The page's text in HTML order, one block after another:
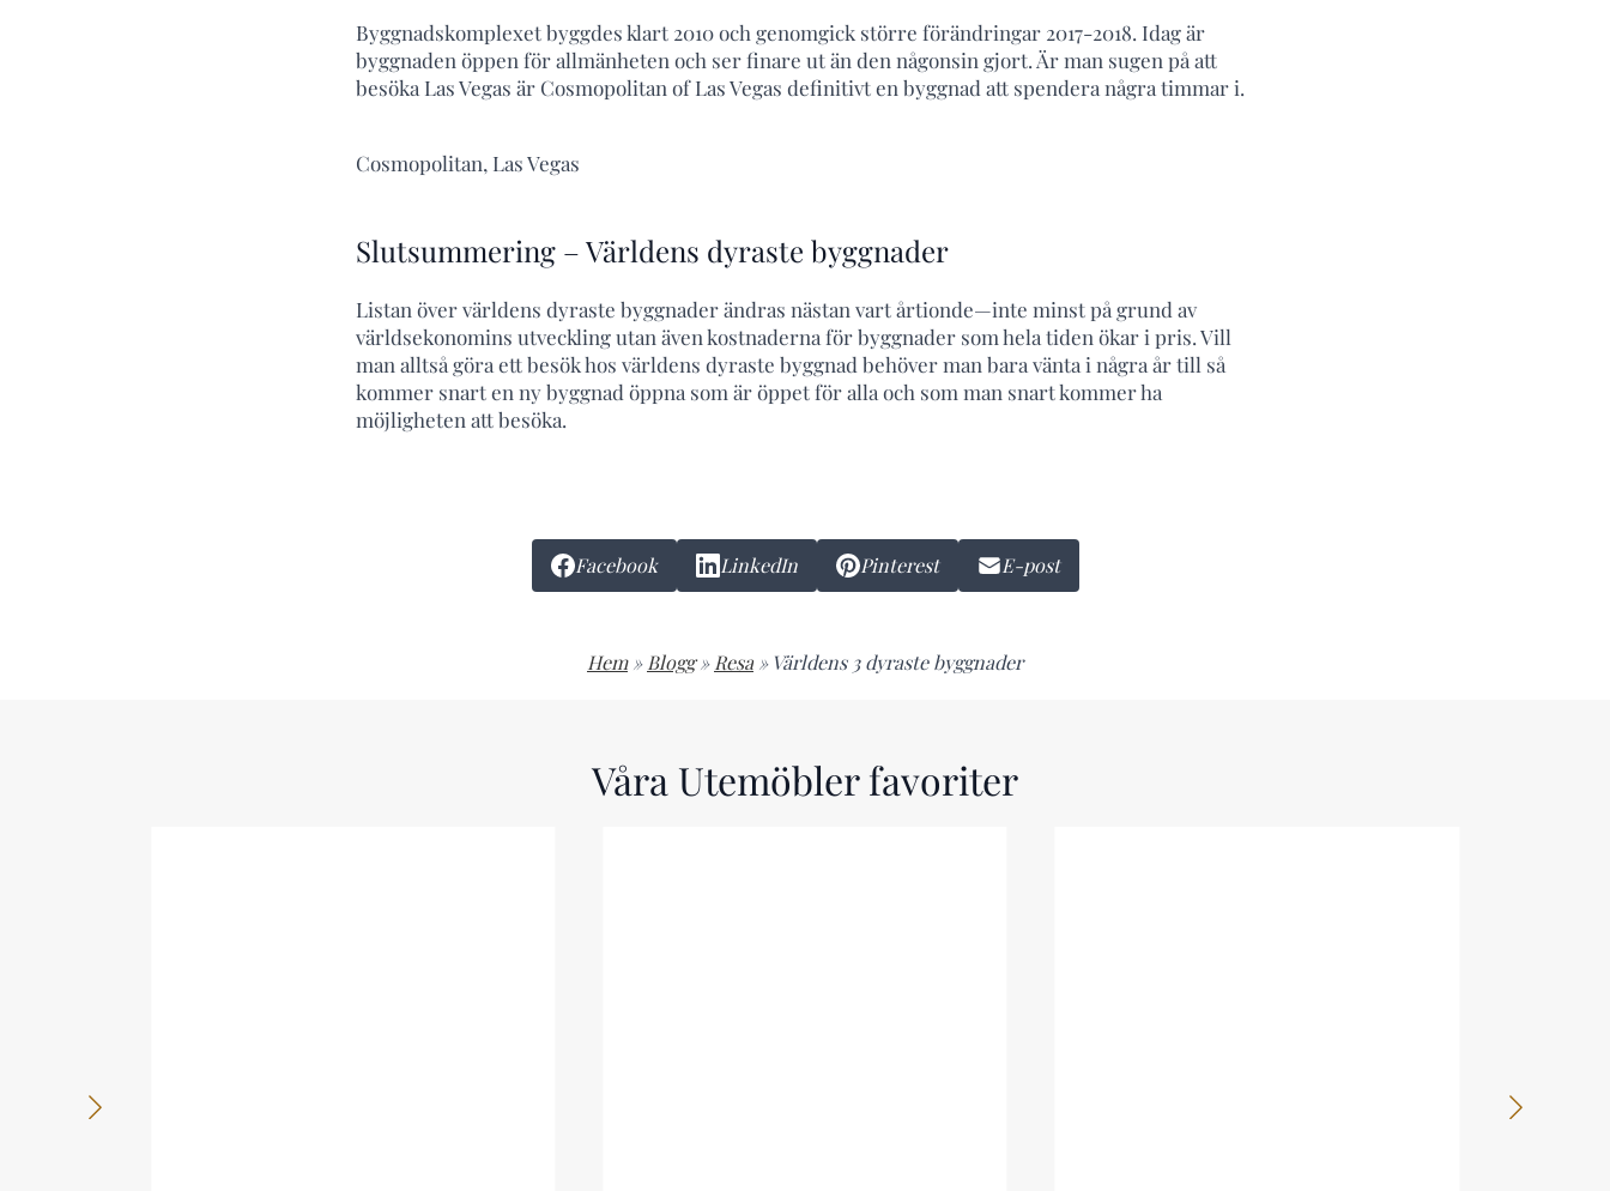
Byggnadskomplexet byggdes klart 2010 och genomgick större förändringar 2017-2018. Idag är
byggnaden öppen för allmänheten och ser finare ut än den någonsin gjort. Är man sugen på att
besöka Las Vegas är Cosmopolitan of Las Vegas definitivt en byggnad att spendera några timmar i.
Cosmopolitan, Las Vegas
Slutsummering – Världens dyraste byggnader
Listan över världens dyraste byggnader ändras nästan vart årtionde—inte minst på grund av
världsekonomins utveckling utan även kostnaderna för byggnader som hela tiden ökar i pris. Vill
man alltså göra ett besök hos världens dyraste byggnad behöver man bara vänta i några år till så
kommer snart en ny byggnad öppna som är öppet för alla och som man snart kommer ha
möjligheten att besöka.
Facebook LinkedIn Pinterest E-post
Hem » Blogg » Resa » Världens 3 dyraste byggnader
Våra Utemöbler favoriter